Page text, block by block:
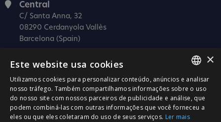
Central
C/ Santa Anna, 32
08290 Cerdanyola Vallès
Barcelona (Spain)
C/ Josep Estivill, 11-13
08027 Barcelona
(Spain)
Madrid
C/ Méndez Álvaro 20, oficina 440
SPANISH
CATALÀ
ENGLISH
×
Este website usa cookies
Utilizamos cookies para personalizar conteúdo, anúncios e analisar
nosso tráfego. Também compartilhamos informações sobre o uso
do nosso site com nossos parceiros de publicidade e análise, que
podem combiná-las com outras informações que você forneceu a
eles ou que eles coletaram do uso de seus serviços. Ler mais